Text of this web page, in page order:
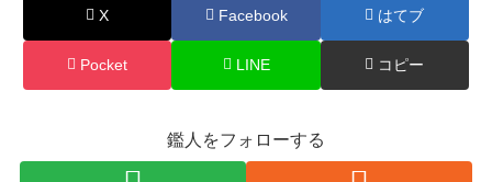
X Facebook はてブ
Pocket LINE コピー
鑑人をフォローする